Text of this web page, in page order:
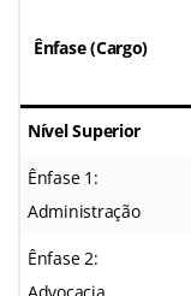
Ênfase (Cargo)
Nível Superior
Ênfase 1:
Administração
Ênfase 2:
Advocacia